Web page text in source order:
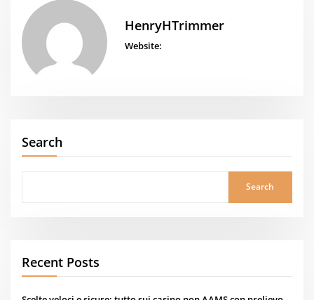
HenryHTrimmer
Website:
Search
Search
Recent Posts